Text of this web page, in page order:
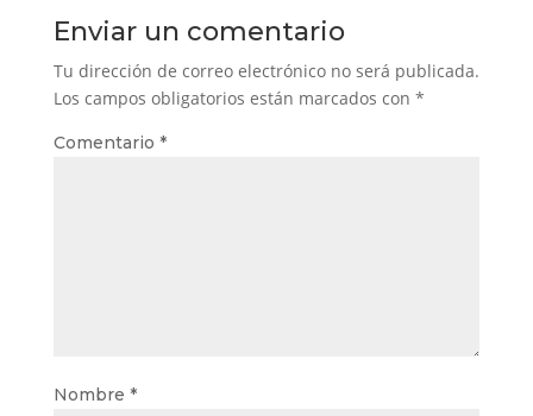
Enviar un comentario
Tu dirección de correo electrónico no será publicada.
Los campos obligatorios están marcados con *
Comentario *
Nombre *